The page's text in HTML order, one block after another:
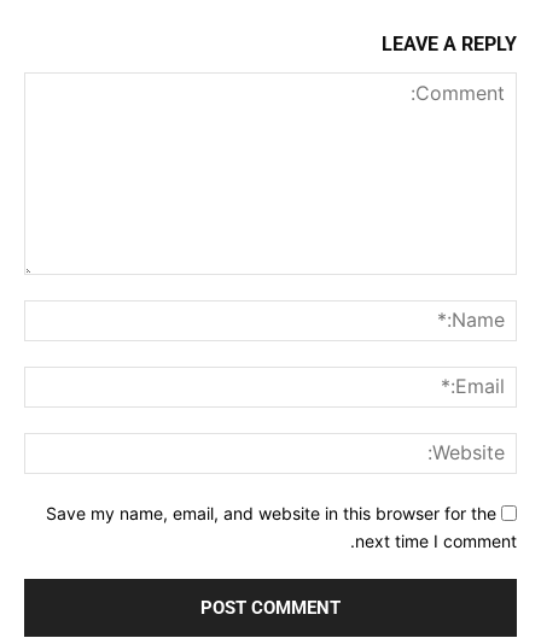
LEAVE A REPLY
Save my name, email, and website in this browser for the
next time I comment.